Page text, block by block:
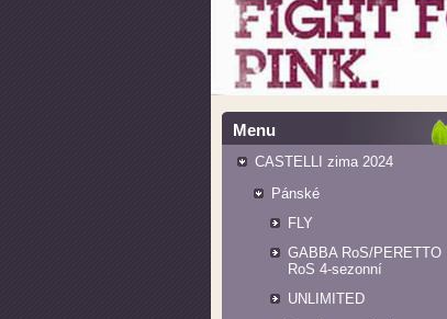
Menu
CASTELLI zima 2024
Pánské
FLY
GABBA RoS/PERETTO
RoS 4-sezonní
UNLIMITED